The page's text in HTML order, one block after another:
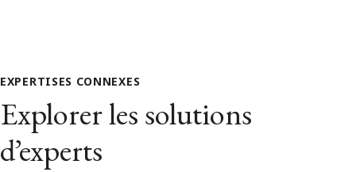
EXPERTISES CONNEXES
Explorer les solutions
d’experts